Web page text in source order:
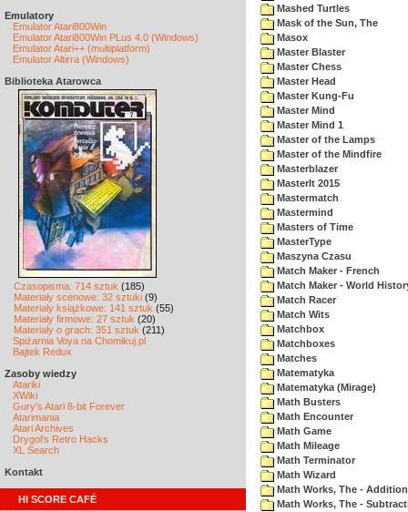
Emulatory
Emulator Atari800Win
Emulator Atari800Win PLus 4.0 (Windows)
Emulator Atari++ (multiplatform)
Emulator Altirra (Windows)
Biblioteka Atarowca
Czasopisma: 714 sztuk (185)
Materiały scenowe: 32 sztuki (9)
Materiały książkowe: 141 sztuk (55)
Materiały firmowe: 27 sztuk (20)
Materiały o grach: 351 sztuk (211)
Spiżarnia Voya na Chomikuj.pl
Bajtek Redux
Zasoby wiedzy
Atariki
XWiki
Gury's Atari 8-bit Forever
Atarimania
Atari Archives
Drygol's Retro Hacks
XL Search
Kontakt
HI SCORE CAFÉ
Mashed Turtles
Mask of the Sun, The
Masox
Master Blaster
Master Chess
Master Head
Master Kung-Fu
Master Mind
Master Mind 1
Master of the Lamps
Master of the Mindfire
Masterblazer
MasterIt 2015
Mastermatch
Mastermind
Masters of Time
MasterType
Maszyna Czasu
Match Maker - French
Match Maker - World
Match Racer
Match Wits
Matchbox
Matchboxes
Matches
Matematyka
Matematyka (Mirage)
Math Busters
Math Encounter
Math Game
Math Mileage
Math Terminator
Math Wizard
Math Works, The - Addition
Math Works, The -